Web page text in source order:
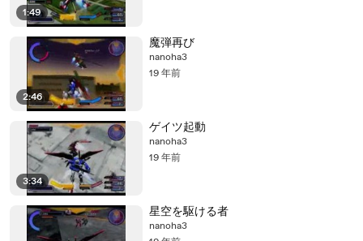
1:49
2:46
魔弾再び
nanoha3
19 年前
3:34
ゲイツ起動
nanoha3
19 年前
星空を駆ける者
nanoha3